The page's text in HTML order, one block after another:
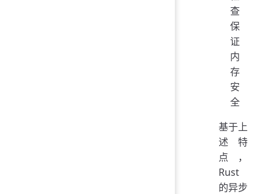
查
保
证
内
存
安
全
基于上
述特
点，
Rust
的异步